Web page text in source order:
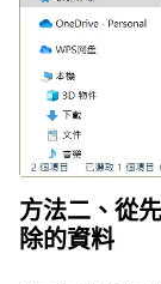
方法二、從
除的資料